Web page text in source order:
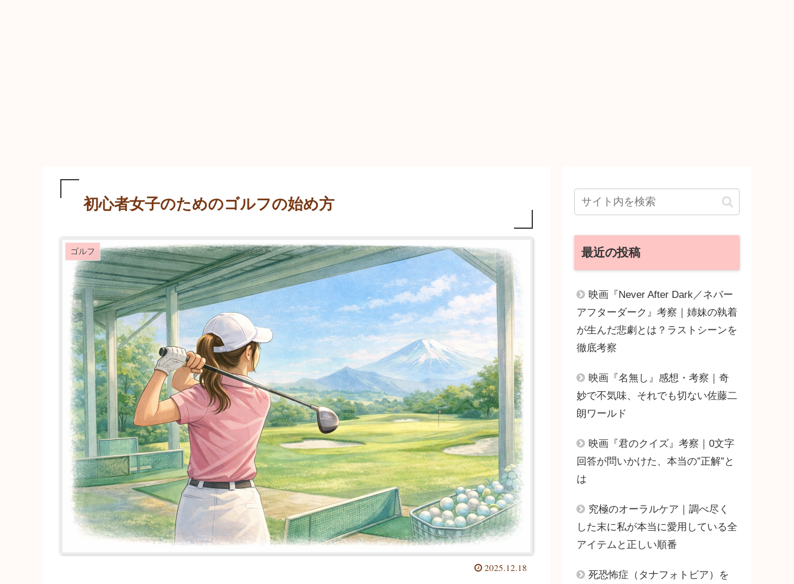
初心者女子のためのゴルフの始め方
ゴルフ
2025.12.18
最近の投稿
映画『Never After Dark／ネバー
アフターダーク』考察｜姉妹の執着
が生んだ悲劇とは？ラストシーンを
徹底考察
映画『名無し』感想・考察｜奇
妙で不気味、それでも切ない佐藤二
朗ワールド
映画『君のクイズ』考察｜0文字
回答が問いかけた、本当の”正解”と
は
究極のオーラルケア｜調べ尽く
した末に私が本当に愛用している全
アイテムと正しい順番
死恐怖症（タナフォトビア）を